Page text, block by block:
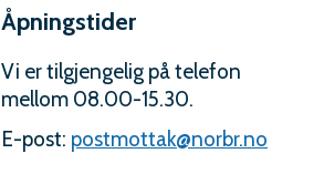
Åpningstider
Vi er tilgjengelig på telefon
mellom 08.00-15.30.
E-post: postmottak@norbr.no